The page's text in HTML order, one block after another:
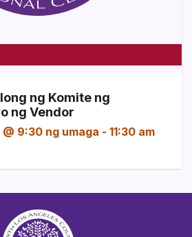
ng Komite ng
ng Vendor
@ 9:30 ng umaga - 11:30 am